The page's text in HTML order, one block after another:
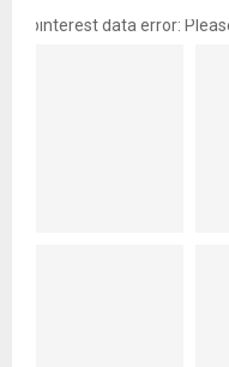
pinterest data error: